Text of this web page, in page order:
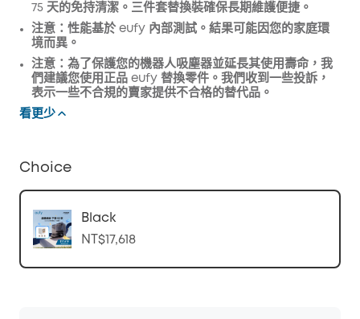
75 天的免持清潔。三件套替換裝確保長期維護便捷。
注意：性能基於 eufy 內部測試。結果可能因您的家庭環
境而異。
注意：為了保護您的機器人吸塵器並延長其使用壽命，我
們建議您使用正品 eufy 替換零件。我們收到一些投訴，
表示一些不合規的賣家提供不合格的替代品。
看更少
Choice
Black
NT$17,618